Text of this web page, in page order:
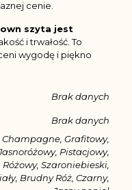
cenie.
szyta jest
i trwałość. To
wygodę i piękno
Brak danych
Brak danych
Champagne, Grafitowy,
Pistacjowy,
Różowy, Szaroniebieski,
Brudny Róż, Czarny,